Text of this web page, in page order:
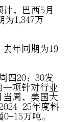
，巴西5月
为1,347万
去年同期为19
四20：30发
项针对行业
当周，美国大
25年度料
15万吨。